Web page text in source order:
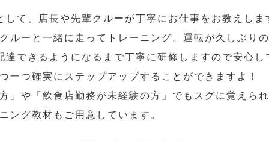
て、店長や先輩クルーが丁寧にお仕事をお教えしま
ルーと一緒に走ってトレーニング。運転が久しぶり
できるようになるまで丁寧に研修しますので安心
一つ確実にステップアップすることができますよ！
」や「飲食店勤務が未経験の方」でもスグに覚えら
ング教材もご用意しています。